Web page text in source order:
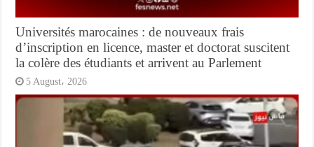
Universités marocaines : de nouveaux frais
d’inscription en licence, master et doctorat suscitent
la colère des étudiants et arrivent au Parlement
5 August، 2026